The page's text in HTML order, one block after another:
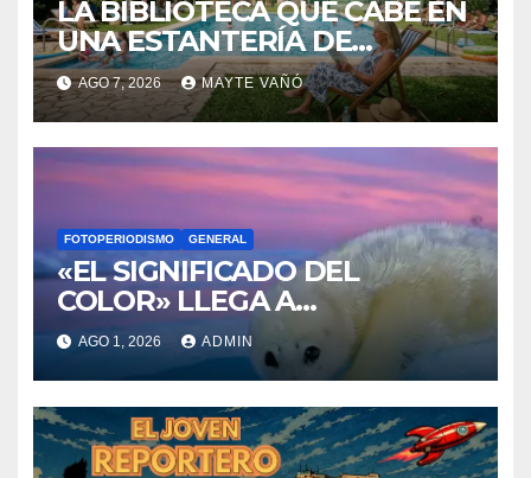
LA BIBLIOTECA QUE CABE EN
UNA ESTANTERÍA DE
WALLAPOP
AGO 7, 2026 MAYTE VAÑÓ
FOTOPERIODISMO GENERAL
«EL SIGNIFICADO DEL
COLOR» LLEGA A
VILLAJOYOSA
AGO 1, 2026 ADMIN